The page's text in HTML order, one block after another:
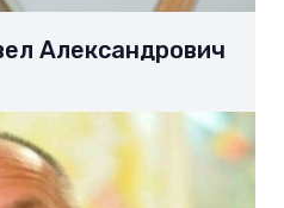
Александрович